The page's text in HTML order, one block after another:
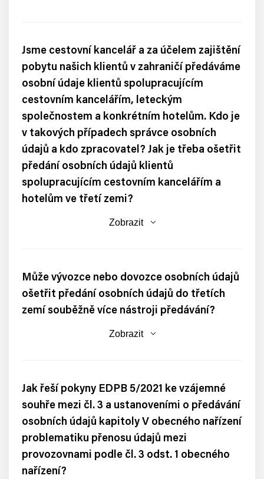
Jsme cestovní kancelář a za účelem zajištění
pobytu našich klientů v zahraničí předáváme
osobní údaje klientů spolupracujícím
cestovním kancelářím, leteckým
společnostem a konkrétním hotelům. Kdo je
v takových případech správce osobních
údajů a kdo zpracovatel? Jak je třeba ošetřit
předání osobních údajů klientů
spolupracujícím cestovním kancelářím a
hotelům ve třetí zemi?
Zobrazit
Může vývozce nebo dovozce osobních údajů
ošetřit předání osobních údajů do třetích
zemí souběžně více nástroji předávání?
Zobrazit
Jak řeší pokyny EDPB 5/2021 ke vzájemné
souhře mezi čl. 3 a ustanoveními o předávání
osobních údajů kapitoly V obecného nařízení
problematiku přenosu údajů mezi
provozovnami podle čl. 3 odst. 1 obecného
nařízení?